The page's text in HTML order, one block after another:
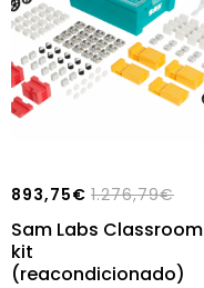
1.276,79€
893,75€
Sam Labs Classroom
kit
(reacondicionado)